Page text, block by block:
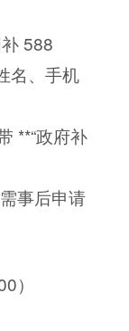
588
名、手机
**“政府补
事后申请
）